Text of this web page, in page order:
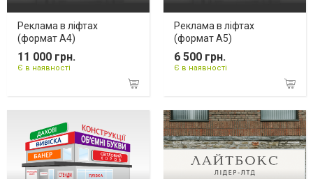
Реклама в ліфтах
(формат А4)
11 000 грн.
Є в наявності
Реклама в ліфтах
(формат А5)
6 500 грн.
Є в наявності